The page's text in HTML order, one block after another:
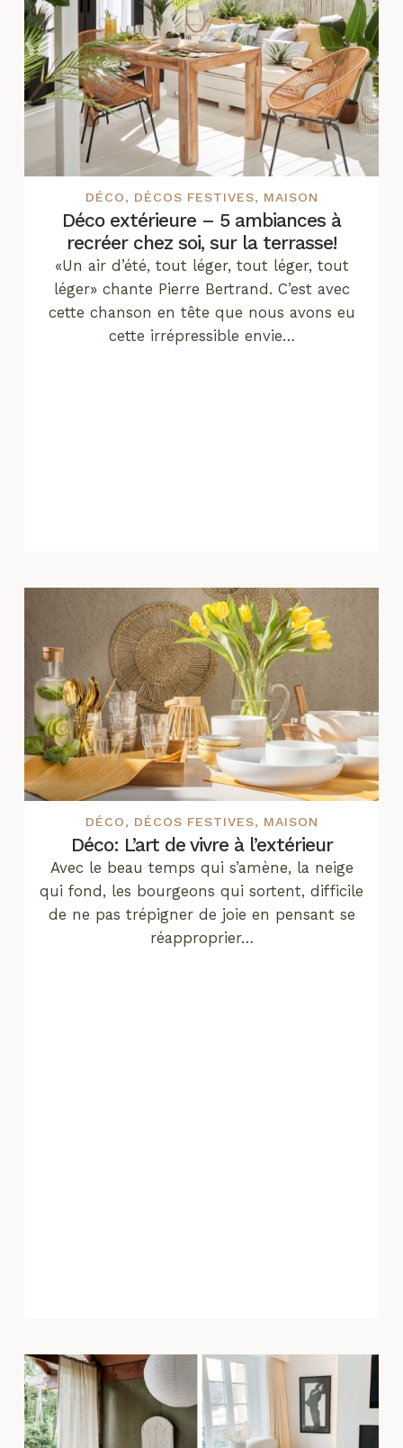
DÉCO, DÉCOS FESTIVES, MAISON
Déco extérieure – 5 ambiances à
recréer chez soi, sur la terrasse!
«Un air d’été, tout léger, tout léger, tout
léger» chante Pierre Bertrand. C’est avec
cette chanson en tête que nous avons eu
cette irrépressible envie…
DÉCO, DÉCOS FESTIVES, MAISON
Déco: L’art de vivre à l’extérieur
Avec le beau temps qui s’amène, la neige
qui fond, les bourgeons qui sortent, difficile
de ne pas trépigner de joie en pensant se
réapproprier…